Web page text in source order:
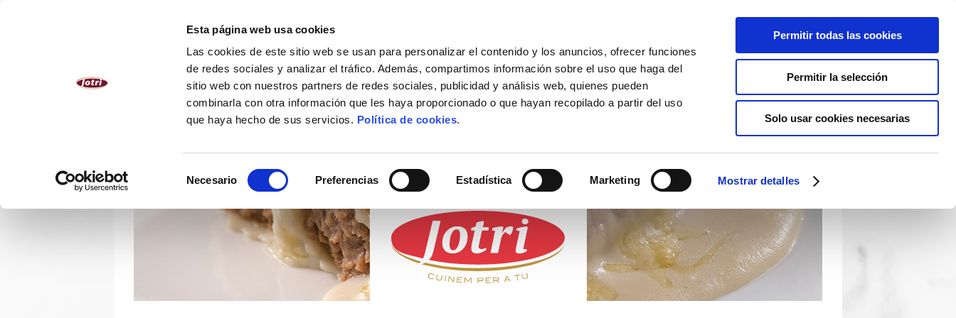
Esta página web usa cookies
Las cookies de este sitio web se usan para personalizar el contenido y los anuncios, ofrecer funciones
de redes sociales y analizar el tráfico. Además, compartimos información sobre el uso que haga del
sitio web con nuestros partners de redes sociales, publicidad y análisis web, quienes pueden
combinarla con otra información que les haya proporcionado o que hayan recopilado a partir del uso
que haya hecho de sus servicios. Política de cookies.
Necesario Preferencias Estadística Marketing Mostrar detalles
Permitir todas las cookies
Permitir la selección
Solo usar cookies necesarias
NOSOTROS PRODUCTOS ACTUALIDAD DÓNDE COMPRAR CONTACTO
PRODUCTOS